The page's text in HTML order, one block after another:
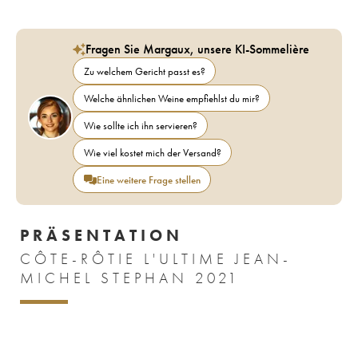
Fragen Sie Margaux, unsere KI-Sommelière
Zu welchem Gericht passt es?
Welche ähnlichen Weine empfiehlst du mir?
Wie sollte ich ihn servieren?
Wie viel kostet mich der Versand?
Eine weitere Frage stellen
PRÄSENTATION
CÔTE-RÔTIE L'ULTIME JEAN-
MICHEL STEPHAN 2021